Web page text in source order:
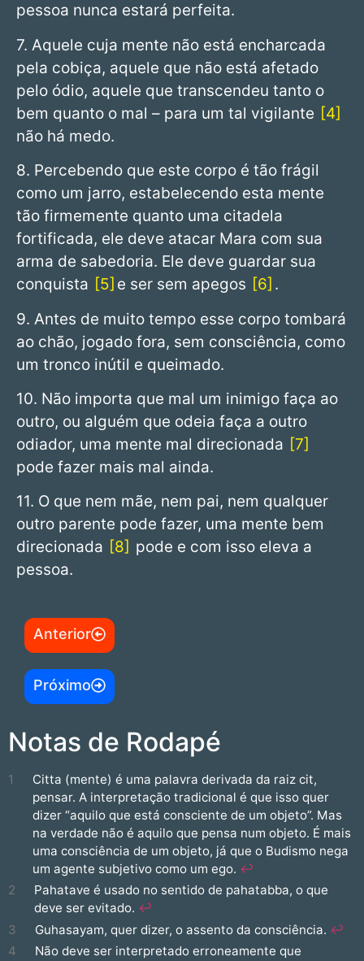
pessoa nunca estará perfeita.
7. Aquele cuja mente não está encharcada
pela cobiça, aquele que não está afetado
pelo ódio, aquele que transcendeu tanto o
bem quanto o mal – para um tal vigilante
4
não há medo.
8. Percebendo que este corpo é tão frágil
como um jarro, estabelecendo esta mente
tão firmemente quanto uma citadela
fortificada, ele deve atacar Mara com sua
arma de sabedoria. Ele deve guardar sua
conquista
5 e ser sem apegos 6 .
9. Antes de muito tempo esse corpo tombará
ao chão, jogado fora, sem consciência, como
um tronco inútil e queimado.
10. Não importa que mal um inimigo faça ao
outro, ou alguém que odeia faça a outro
odiador, uma mente mal direcionada
7
pode fazer mais mal ainda.
11. O que nem mãe, nem pai, nem qualquer
outro parente pode fazer, uma mente bem
direcionada
8
pode e com isso eleva a
pessoa.
Anterior
Próximo
Notas de Rodapé
1
Citta (mente) é uma palavra derivada da raiz cit,
pensar. A interpretação tradicional é que isso quer
dizer “aquilo que está consciente de um objeto”. Mas
na verdade não é aquilo que pensa num objeto. É mais
uma consciência de um objeto, já que o Budismo nega
um agente subjetivo como um ego. ↩︎
2
Pahatave é usado no sentido de pahatabba, o que
deve ser evitado. ↩︎
3
Guhasayam, quer dizer, o assento da consciência. ↩︎
4
Não deve ser interpretado erroneamente que